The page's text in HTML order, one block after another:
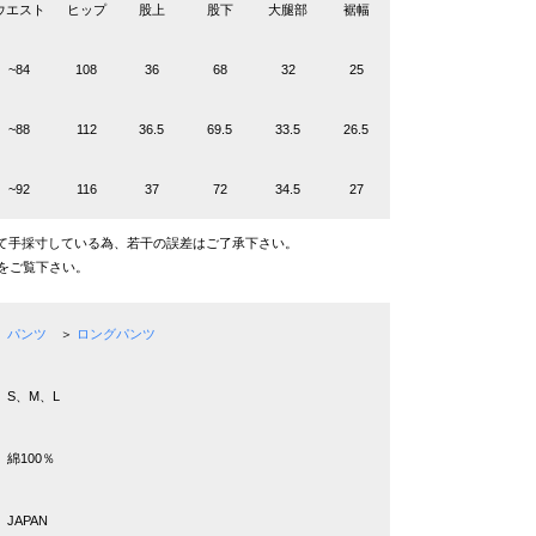
エスト ヒップ 股上 股下 大腿部 裾幅
~84 108 36 68 32 25
~88 112 36.5 69.5 33.5 26.5
~92 116 37 72 34.5 27
手採寸している為、若干の誤差はご了承下さい。
ご覧下さい。
パンツ ＞ ロングパンツ
S、M、L
綿100％
JAPAN